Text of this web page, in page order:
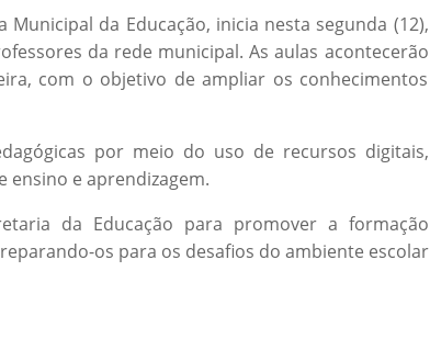
da Educação, inicia nesta segunda (12),
da rede municipal. As aulas acontecerão
com o objetivo de ampliar os conhecimentos
por meio do uso de recursos digitais,
e aprendizagem.
da Educação para promover a formação
os para os desafios do ambiente escolar